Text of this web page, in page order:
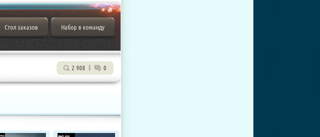
Стол заказов Набор в команду
2 908 0